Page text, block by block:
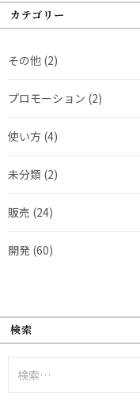
カテゴリー
その他 (2)
プロモーション (2)
使い方 (4)
未分類 (2)
販売 (24)
開発 (60)
検索
索: